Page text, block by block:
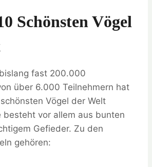
Schönsten Vögel
fast 200.000
über 6.000 Teilnehmern hat
Vögel der Welt
besteht vor allem aus bunten
Gefieder. Zu den
gehören: